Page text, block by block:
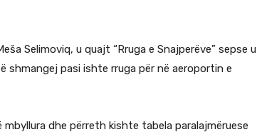
Selimoviq, u quajt “Rruga e Snajperëve” sepse u
shmangej pasi ishte rruga për në aeroportin e
dhe përreth kishte tabela paralajmëruese